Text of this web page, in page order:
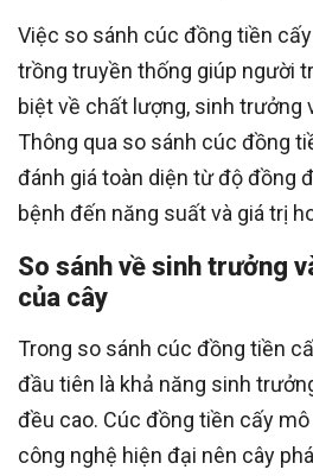
Việc so sánh cúc đồng tiền
trồng truyền thống giúp người
biệt về chất lượng, sinh trưởng
Thông qua so sánh cúc đồng
đánh giá toàn diện từ độ đồng
bệnh đến năng suất và giá trị
So sánh về sinh trưởng
của cây
Trong so sánh cúc đồng tiền
đầu tiên là khả năng sinh
đều cao. Cúc đồng tiền cấy
công nghệ hiện đại nên cây